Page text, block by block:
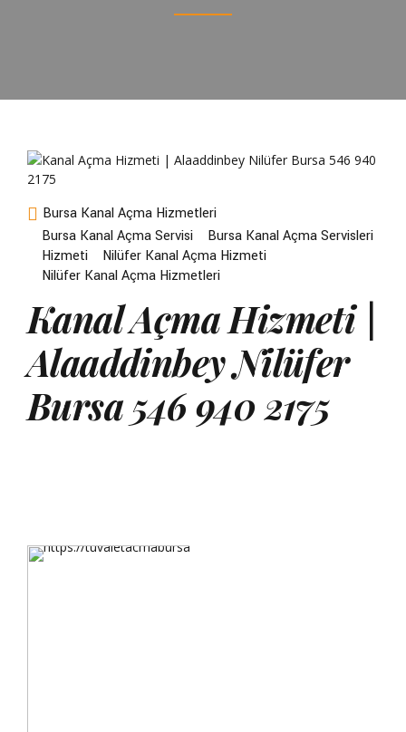
Bursa Kanal Açma Hizmetleri
Bursa Kanal Açma Servisi
Bursa Kanal Açma Servisleri
Hizmeti
Nilüfer Kanal Açma Hizmeti
Nilüfer Kanal Açma Hizmetleri
Kanal Açma Hizmeti |
Alaaddinbey Nilüfer
Bursa 546 940 2175